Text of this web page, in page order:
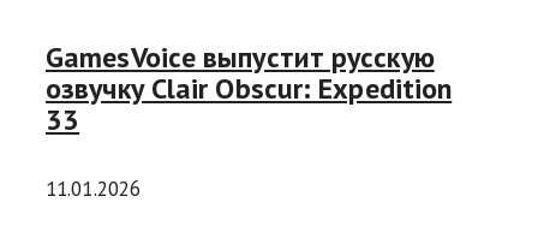
GamesVoice выпустит русскую
озвучку Clair Obscur: Expedition
33
11.01.2026